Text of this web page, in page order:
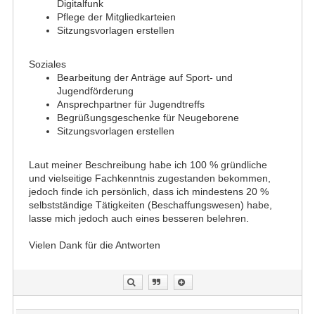
Digitalfunk
Pflege der Mitgliedkarteien
Sitzungsvorlagen erstellen
Soziales
Bearbeitung der Anträge auf Sport- und
Jugendförderung
Ansprechpartner für Jugendtreffs
Begrüßungsgeschenke für Neugeborene
Sitzungsvorlagen erstellen
Laut meiner Beschreibung habe ich 100 % gründliche
und vielseitige Fachkenntnis zugestanden bekommen,
jedoch finde ich persönlich, dass ich mindestens 20 %
selbstständige Tätigkeiten (Beschaffungswesen) habe,
lasse mich jedoch auch eines besseren belehren.
Vielen Dank für die Antworten